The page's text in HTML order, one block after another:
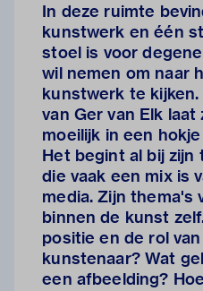
In deze ruimte
kunstwerk en één
stoel is voor
wil nemen om naar
kunstwerk te
van Ger van Elk laat
moeilijk in een
Het begint al bij zijn
die vaak een mix is
media. Zijn thema's
binnen de kunst
positie en de rol
kunstenaar? Wat
een afbeelding?